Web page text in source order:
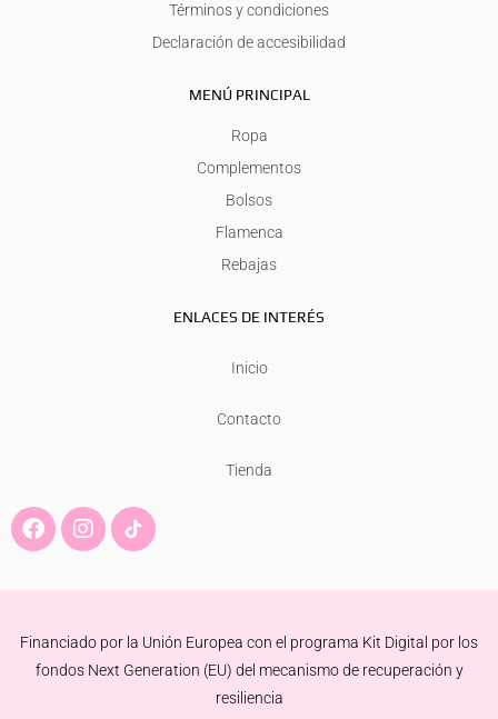
Términos y condiciones
Declaración de accesibilidad
MENÚ PRINCIPAL
Ropa
Complementos
Bolsos
Flamenca
Rebajas
ENLACES DE INTERÉS
Inicio
Contacto
Tienda
F
a
e
o
k
I
n
t
r
a
Financiado por la Unión Europea con el programa Kit Digital por los
fondos Next Generation (EU) del mecanismo de recuperación y
resiliencia